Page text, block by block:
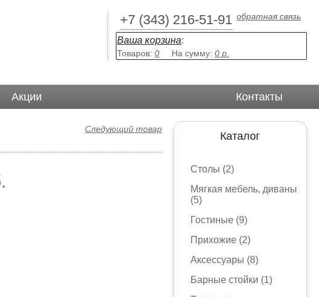
+7 (343) 216-51-91 обратная связь
Ваша корзина
Товаров:0 На сумму:0р.
Акции Контакты
Каталог
Столы (2)
Мягкая мебель, диваны
(5)
Гостиные (9)
Прихожие (2)
Аксессуары (8)
Барные стойки (1)
Следующий товар